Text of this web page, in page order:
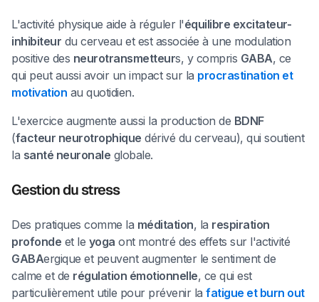
L'activité physique aide à réguler l'équilibre excitateur-
inhibiteur du cerveau et est associée à une modulation
positive des neurotransmetteurs, y compris GABA, ce
qui peut aussi avoir un impact sur la procrastination et
motivation au quotidien.
L'exercice augmente aussi la production de BDNF
(facteur neurotrophique dérivé du cerveau), qui soutient
la santé neuronale globale.
Gestion du stress
Des pratiques comme la méditation, la respiration
profonde et le yoga ont montré des effets sur l'activité
GABAergique et peuvent augmenter le sentiment de
calme et de régulation émotionnelle, ce qui est
particulièrement utile pour prévenir la fatigue et burn out